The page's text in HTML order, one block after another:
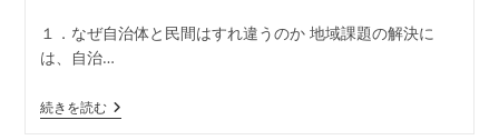
日:
カ
テ
ゴ
ー:
１．なぜ自治体と民間はすれ違うのか 地域課題の解決に
は、自治…
続きを読む地
域